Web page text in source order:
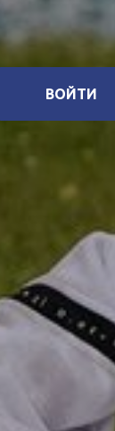
ВОЙТИ